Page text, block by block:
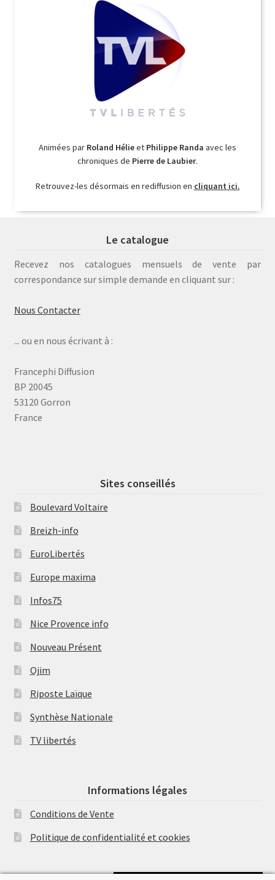
Animées par Roland Hélieet Philippe Randa avec les
chroniques de Pierre de Laubier.
Retrouvez-les désormais en rediffusion en cliquant ici.
Le catalogue
Recevez nos catalogues mensuels de vente par
correspondance sur simple demande en cliquant sur :
Nous Contacter
... ou en nous écrivant à :
Francephi Diffusion
BP 20045
53120 Gorron
France
Sites conseillés
Boulevard Voltaire
Breizh-info
EuroLibertés
Europe maxima
Infos75
Nice Provence info
Nouveau Présent
Ojim
Riposte Laïque
Synthèse Nationale
TV libertés
Informations légales
Conditions de Vente
Politique de confidentialité et cookies